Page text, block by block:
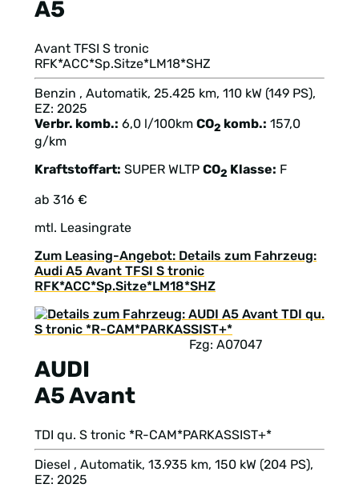
A5
Avant TFSI S tronic
RFK*ACC*Sp.Sitze*LM18*SHZ
Benzin , Automatik, 25.425 km, 110 kW (149 PS),
EZ: 2025
Verbr. komb.: 6,0 l/100km CO2 komb.: 157,0
g/km
Kraftstoffart: SUPER WLTP CO2 Klasse: F
ab 316 €
mtl. Leasingrate
Zum Leasing-Angebot: Details zum Fahrzeug:
Audi A5 Avant TFSI S tronic
RFK*ACC*Sp.Sitze*LM18*SHZ
AUDI
A5 Avant
Fzg: A07047
TDI qu. S tronic *R-CAM*PARKASSIST+*
Diesel , Automatik, 13.935 km, 150 kW (204 PS),
EZ: 2025